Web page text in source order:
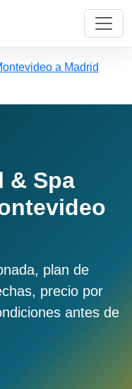
a Madrid
& Spa
plan de
precio por
antes de